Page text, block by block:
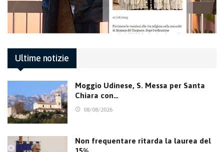
Ultime notizie
Moggio Udinese, S. Messa per Santa
Chiara con…
08/08/2026
Non frequentare ritarda la laurea del